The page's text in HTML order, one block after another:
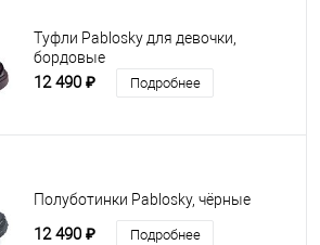
Туфли Pablosky для девочки,
бордовые
12 490 ₽ Подробнее
Полуботинки Pablosky, чёрные
12 490 ₽ Подробнее